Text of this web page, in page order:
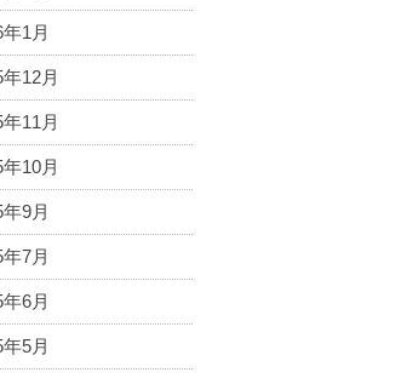
1月
12月
11月
10月
9月
7月
6月
5月